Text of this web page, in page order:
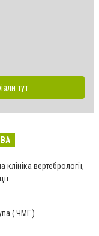
тут
вертебрології,
( ЧМГ )